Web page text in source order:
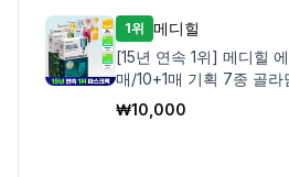
1위 메디힐
[15년 연속 1위] 메디힐
매/10+1매 기획 7종 골라
₩10,000